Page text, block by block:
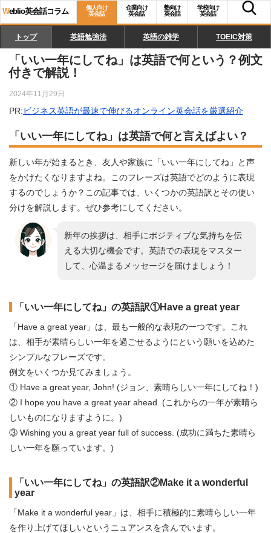
Weblio英会話コラム
個人向け
英会話
企業向け
英会話
塾向け
英会話
学校向け
英会話
トップ 英語勉強法 英語の雑学 TOEIC対策
「いい一年にしてね」は英語で何という？例文
付きで解説！
2024年11月29日
PR:ビジネス英語が最速で伸びるオンライン英会話を厳選紹介
「いい一年にしてね」は英語で何と言えばよい？
新しい年が始まるとき、友人や家族に「いい一年にしてね」と声
をかけたくなりますよね。このフレーズは英語でどのように表現
するのでしょうか？この記事では、いくつかの英語訳とその使い
分けを解説します。ぜひ参考にしてください。
新年の挨拶は、相手にポジティブな気持ちを伝
える大切な機会です。英語での表現をマスター
して、心温まるメッセージを届けましょう！
「いい一年にしてね」の英語訳①Have a great year
「Have a great year」は、最も一般的な表現の一つです。これ
は、相手が素晴らしい一年を過ごせるようにという願いを込めた
シンプルなフレーズです。
例文をいくつか見てみましょう。
① Have a great year, John! (ジョン、素晴らしい一年にしてね！)
② I hope you have a great year ahead. (これからの一年が素晴ら
しいものになりますように。)
③ Wishing you a great year full of success. (成功に満ちた素晴ら
しい一年を願っています。)
「いい一年にしてね」の英語訳②Make it a wonderful
year
「Make it a wonderful year」は、相手に積極的に素晴らしい一年
を作り上げてほしいというニュアンスを含んでいます。